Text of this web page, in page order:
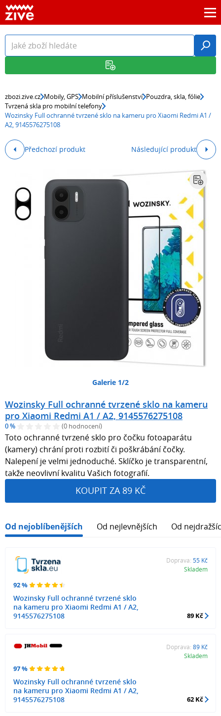
zbozi.zive.cz Mobily, GPS Mobilní příslušenství Pouzdra, skla, fólie
Tvrzená skla pro mobilní telefony
Wozinsky Full ochranné tvrzené sklo na kameru pro Xiaomi Redmi A1 /
A2, 9145576275108
Předchozí produkt Následující produkt
Galerie 1/2
Wozinsky Full ochranné tvrzené sklo na kameru
pro Xiaomi Redmi A1 / A2, 9145576275108
0 % (0 hodnocení)
Toto ochranné tvrzené sklo pro čočku fotoaparátu
(kamery) chrání proti rozbití či poškrábání čočky.
Nalepení je velmi jednoduché. Sklíčko je transparentní,
takže neovlivní kvalitu Vašich fotografií.
KOUPIT ZA 89 KČ
Od nejoblíbenějších Od nejlevnějších Od
92 %
Wozinsky Full ochranné tvrzené sklo
na kameru pro Xiaomi Redmi A1 / A2,
9145576275108
Doprava: 55 Kč
Skladem
89 Kč
97 %
Wozinsky Full ochranné tvrzené sklo
na kameru pro Xiaomi Redmi A1 / A2,
9145576275108
Doprava: 89 Kč
Skladem
62 Kč